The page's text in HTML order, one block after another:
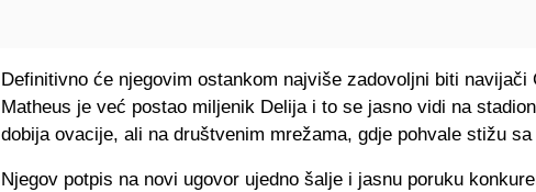
Definitivno će njegovim ostankom najviše zadovoljni biti navijači
Matheus je već postao miljenik Delija i to se jasno vidi na
dobija ovacije, ali na društvenim mrežama, gdje pohvale stižu
Njegov potpis na novi ugovor ujedno šalje i jasnu poruku